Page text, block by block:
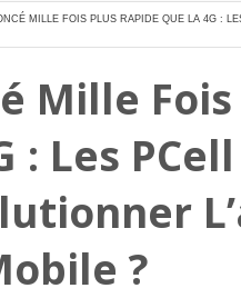
MILLE FOIS PLUS RAPIDE QUE LA 4G :
Mille
: Les PCell
?